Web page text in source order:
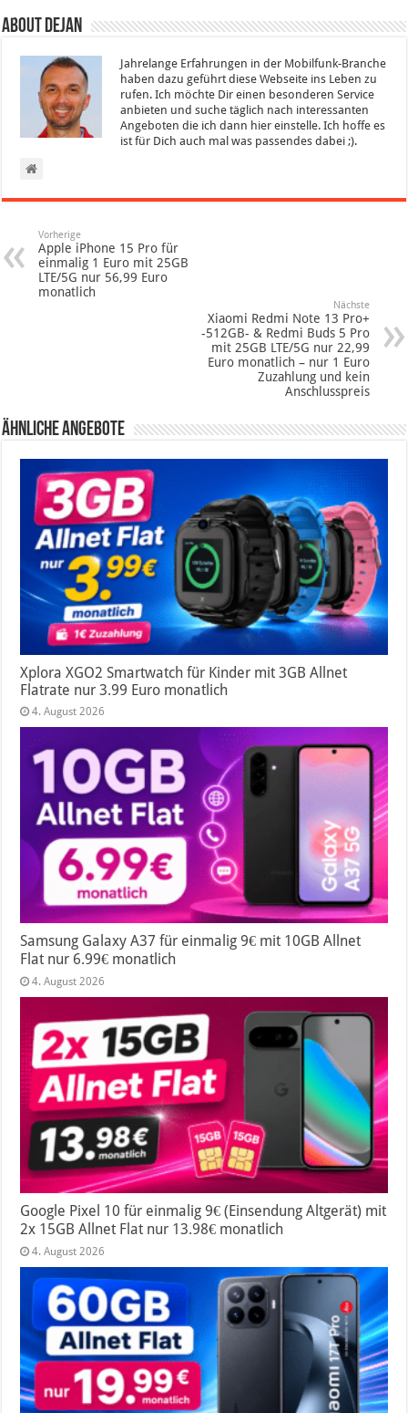
About Dejan
Jahrelange Erfahrungen in der Mobilfunk-Branche
haben dazu geführt diese Webseite ins Leben zu
rufen. Ich möchte Dir einen besonderen Service
anbieten und suche täglich nach interessanten
Angeboten die ich dann hier einstelle. Ich hoffe es
ist für Dich auch mal was passendes dabei ;).
Vorherige
Apple iPhone 15 Pro für
einmalig 1 Euro mit 25GB
LTE/5G nur 56,99 Euro
monatlich
Nächste
Xiaomi Redmi Note 13 Pro+
-512GB- & Redmi Buds 5 Pro
mit 25GB LTE/5G nur 22,99
Euro monatlich – nur 1 Euro
Zuzahlung und kein
Anschlusspreis
Ähnliche Angebote
Xplora XGO2 Smartwatch für Kinder mit 3GB Allnet
Flatrate nur 3.99 Euro monatlich
4. August 2026
Samsung Galaxy A37 für einmalig 9€ mit 10GB Allnet
Flat nur 6.99€ monatlich
4. August 2026
Google Pixel 10 für einmalig 9€ (Einsendung Altgerät) mit
2x 15GB Allnet Flat nur 13.98€ monatlich
4. August 2026